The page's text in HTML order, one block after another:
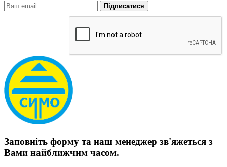
Підписатися
Заповніть форму та наш менеджер зв'яжеться з
Вами найближчим часом.